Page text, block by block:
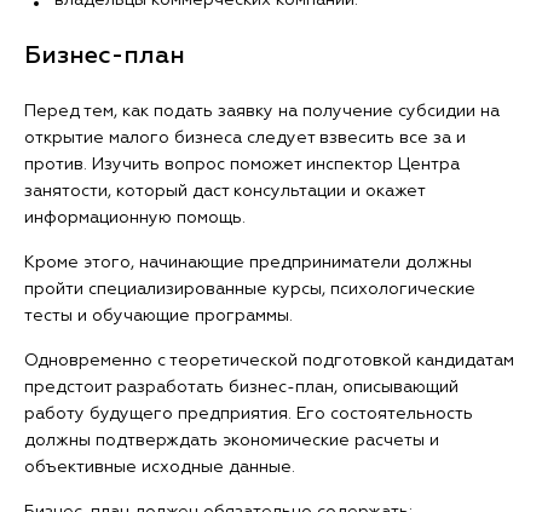
Бизнес-план
Перед тем, как подать заявку на получение субсидии на
открытие малого бизнеса следует взвесить все за и
против. Изучить вопрос поможет инспектор Центра
занятости, который даст консультации и окажет
информационную помощь.
Кроме этого, начинающие предприниматели должны
пройти специализированные курсы, психологические
тесты и обучающие программы.
Одновременно с теоретической подготовкой кандидатам
предстоит разработать бизнес-план, описывающий
работу будущего предприятия. Его состоятельность
должны подтверждать экономические расчеты и
объективные исходные данные.